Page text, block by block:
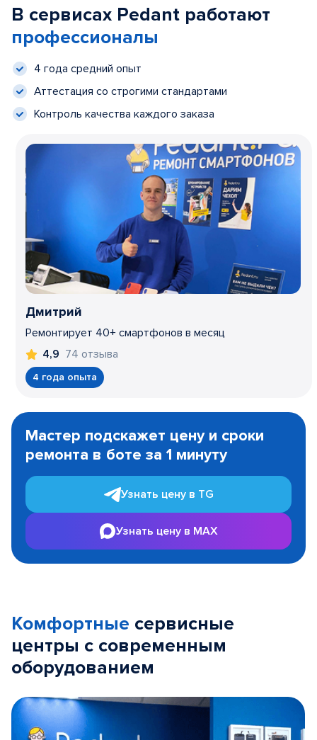
В сервисах Pedant работают
профессионалы
4 года средний опыт
Аттестация со строгими стандартами
Контроль качества каждого заказа
Дмитрий
Ремонтирует 40+ смартфонов в месяц
4,9 74 отзыва
4 года опыта
1
Мастер подскажет цену и сроки
ремонта в боте за 1 минуту
Узнать цену в TG
Узнать цену в MAX
Комфортные сервисные
центры с современным
оборудованием